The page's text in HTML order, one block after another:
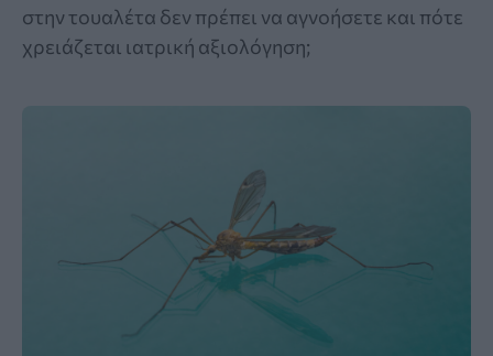
στην τουαλέτα δεν πρέπει να αγνοήσετε και πότε
χρειάζεται ιατρική αξιολόγηση;